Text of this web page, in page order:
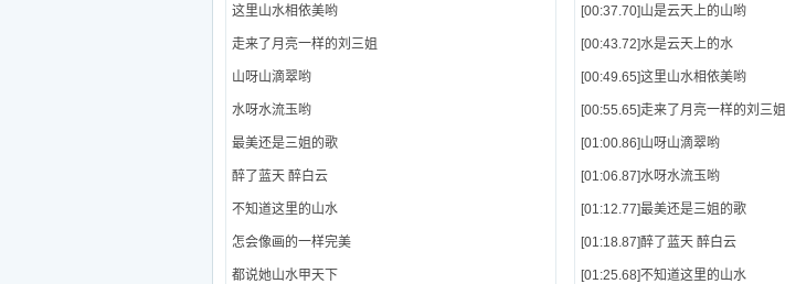
这里山水相依美哟
走来了月亮一样的刘三姐
山呀山滴翠哟
水呀水流玉哟
最美还是三姐的歌
醉了蓝天 醉白云
不知道这里的山水
怎会像画的一样完美
都说她山水甲天下
[00:37.70]山是云天上的山哟
[00:43.72]水是云天上的水
[00:49.65]这里山水相依美哟
[00:55.65]走来了月亮一样的刘三姐
[01:00.86]山呀山滴翠哟
[01:06.87]水呀水流玉哟
[01:12.77]最美还是三姐的歌
[01:18.87]醉了蓝天 醉白云
[01:25.68]不知道这里的山水